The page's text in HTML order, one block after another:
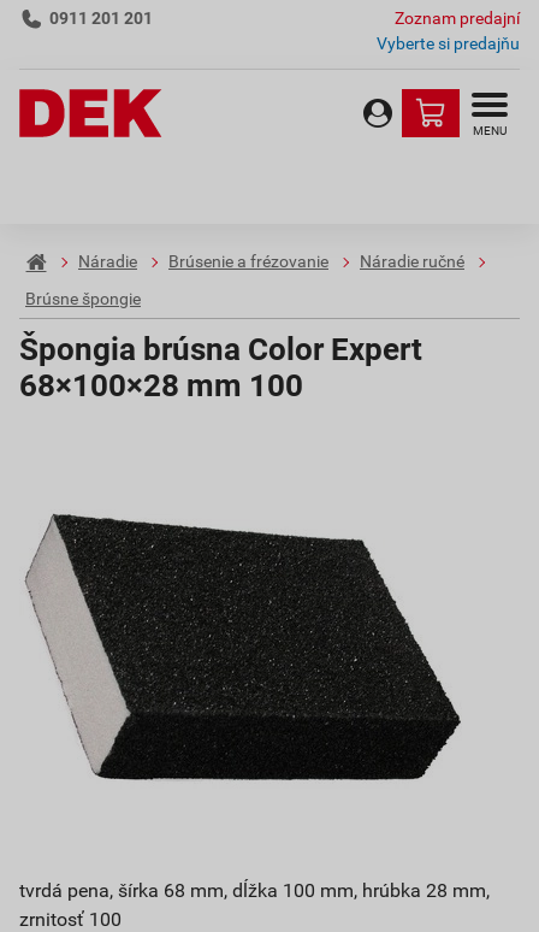
0911 201 201
Zoznam predajní
Vyberte si predajňu
MENU
Náradie Brúsenie a frézovanie
Náradie ručné
Brúsne špongie
Špongia brúsna Color Expert
68×100×28 mm 100
tvrdá pena, šírka 68 mm, dĺžka 100 mm, hrúbka 28 mm,
zrnitosť 100